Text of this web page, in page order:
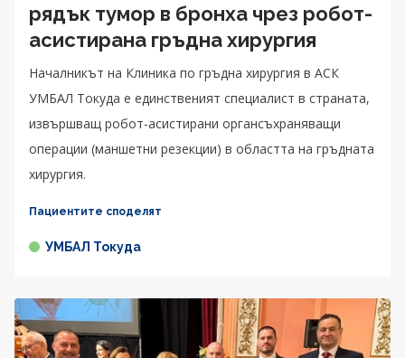
рядък тумор в бронха чрез робот-
асистирана гръдна хирургия
Началникът на Клиника по гръдна хирургия в АСК
УМБАЛ Токуда е единственият специалист в страната,
извършващ робот-асистирани органсъхраняващи
операции (маншетни резекции) в областта на гръдната
хирургия.
Пациентите споделят
УМБАЛ Токуда